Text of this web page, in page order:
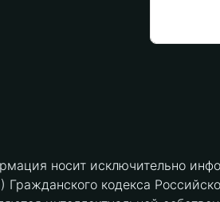
носит исключительно
кодекса